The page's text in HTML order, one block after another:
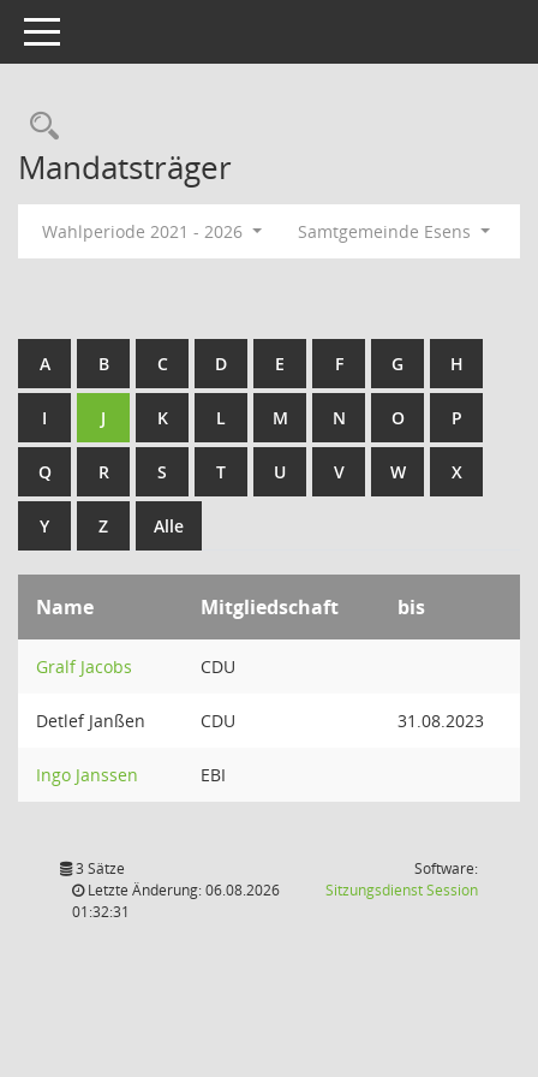
Toggle navigation
Rechercheauswahl
Mandatsträger
Wahlperiode 2021 - 2026 Samtgemeinde Esens
A B C D E F G H
I J K L M N O P
Q R S T U V W X
Y Z Alle
Name Mitgliedschaft bis
Gralf Jacobs CDU
Detlef Janßen CDU 31.08.2023
Ingo Janssen EBI
3 Sätze
Letzte Änderung: 06.08.2026
01:32:31
Software:
SitzungsdienstSession(Wird in